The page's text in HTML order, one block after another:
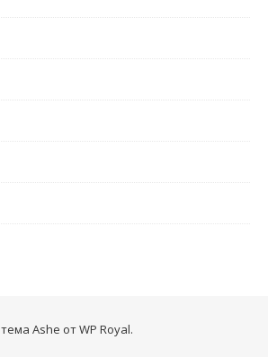
тема Ashe отWP Royal.